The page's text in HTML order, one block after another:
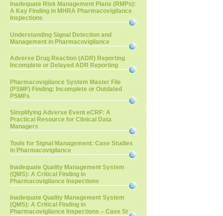
Inadequate Risk Management Plans (RMPs):
A Key Finding in MHRA Pharmacovigilance
Inspections
Understanding Signal Detection and
Management in Pharmacovigilance
Adverse Drug Reaction (ADR) Reporting
Incomplete or Delayed ADR Reporting
Pharmacovigilance System Master File
(PSMF) Finding: Incomplete or Outdated
PSMFs
Simplifying Adverse Event eCRF: A
Practical Resource for Clinical Data
Managers
Tools for Signal Management: Case Studies
in Pharmacovigilance
Inadequate Quality Management System
(QMS): A Critical Finding in
Pharmacovigilance Inspections
Inadequate Quality Management System
(QMS): A Critical Finding in
Pharmacovigilance Inspections – Case St